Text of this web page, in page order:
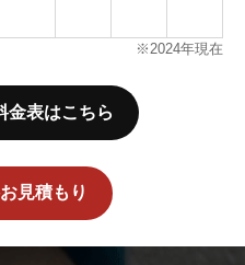
※2024年現在
金表はこちら
見積もり